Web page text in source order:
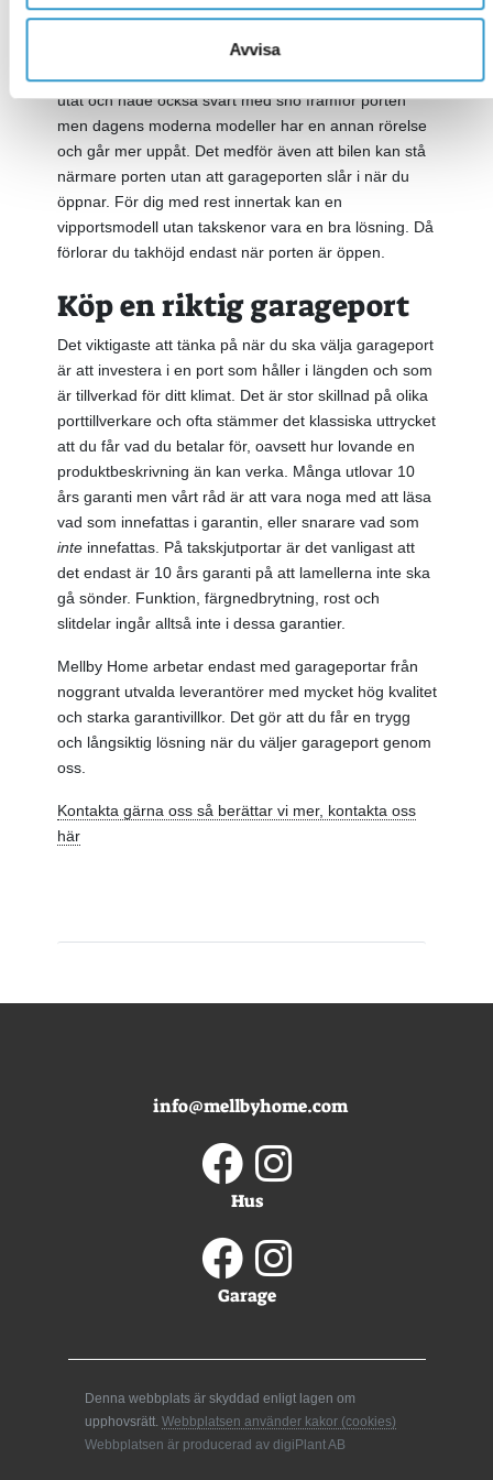
Avvisa
rörliga delar än exempelvis takskjutporten och kräver
därför mindre underhåll. En vipport är enkel att
montera och motorisera. Gamla vipportar vippade mer
utåt och hade också svårt med snö framför porten
men dagens moderna modeller har en annan rörelse
och går mer uppåt. Det medför även att bilen kan stå
närmare porten utan att garageporten slår i när du
öppnar. För dig med rest innertak kan en
vipportsmodell utan takskenor vara en bra lösning. Då
förlorar du takhöjd endast när porten är öppen.
Köp en riktig garageport
Det viktigaste att tänka på när du ska välja garageport
är att investera i en port som håller i längden och som
är tillverkad för ditt klimat. Det är stor skillnad på olika
porttillverkare och ofta stämmer det klassiska uttrycket
att du får vad du betalar för, oavsett hur lovande en
produktbeskrivning än kan verka. Många utlovar 10
års garanti men vårt råd är att vara noga med att läsa
vad som innefattas i garantin, eller snarare vad som
inteinnefattas. På takskjutportar är det vanligast att
det endast är 10 års garanti på att lamellerna inte ska
gå sönder. Funktion, färgnedbrytning, rost och
slitdelar ingår alltså inte i dessa garantier.
Mellby Home arbetar endast med garageportar från
noggrant utvalda leverantörer med mycket hög kvalitet
och starka garantivillkor. Det gör att du får en trygg
och långsiktig lösning när du väljer garageport genom
oss.
Kontakta gärna oss så berättar vi mer, kontakta oss
här
info@mellbyhome.com
Hus
Garage
Denna webbplats är skyddad enligt lagen om
upphovsrätt. Webbplatsen använder kakor (cookies)
Webbplatsen är producerad av digiPlant AB